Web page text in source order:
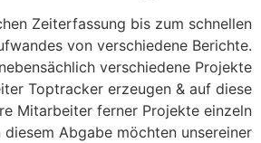
Zeiterfassung bis zum schnellen
von verschiedene Berichte.
verschiedene Projekte
Toptracker erzeugen & auf diese
Mitarbeiter ferner Projekte einzeln
Abgabe möchten unsereiner